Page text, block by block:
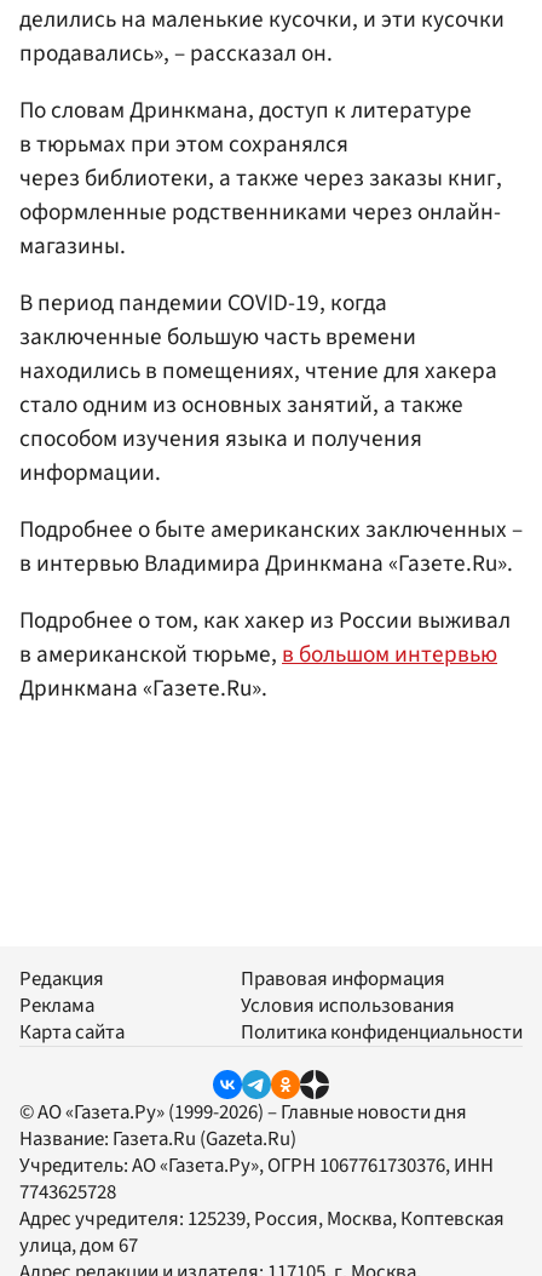
делились на маленькие кусочки, и эти кусочки
продавались», – рассказал он.
По словам Дринкмана, доступ к литературе
в тюрьмах при этом сохранялся
через библиотеки, а также через заказы книг,
оформленные родственниками через онлайн-
магазины.
В период пандемии COVID-19, когда
заключенные большую часть времени
находились в помещениях, чтение для хакера
стало одним из основных занятий, а также
способом изучения языка и получения
информации.
Подробнее о быте американских заключенных –
в интервью Владимира Дринкмана «Газете.Ru».
Подробнее о том, как хакер из России выживал
в американской тюрьме,в большом интервью
Дринкмана «Газете.Ru».
Редакция
Реклама
Карта сайта
Правовая информация
Условия использования
Политика конфиденциальности
© АО «Газета.Ру» (1999-2026) – Главные новости дня
Название: Газета.Ru (Gazeta.Ru)
Учредитель:АО «Газета.Ру», ОГРН 1067761730376, ИНН
7743625728
Адрес учредителя: 125239, Россия, Москва, Коптевская
улица, дом 67